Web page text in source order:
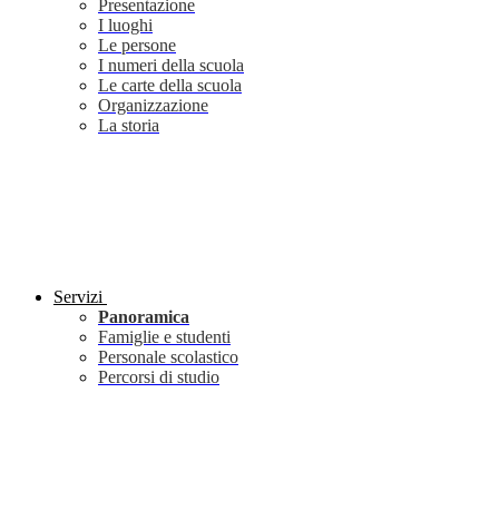
Presentazione
I luoghi
Le persone
I numeri della scuola
Le carte della scuola
Organizzazione
La storia
Servizi
Panoramica
Famiglie e studenti
Personale scolastico
Percorsi di studio